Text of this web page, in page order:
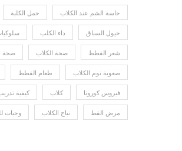
حاسة الشم عند الكلاب حمل الكلبة
خيول السباق داء الكلب
شعر القطط صحة الكلاب صحة
صعوبة نوم الكلاب طعام القطط
فيروس كورونا كلاب كيفية
مرض القط نباح الكلاب وجبات